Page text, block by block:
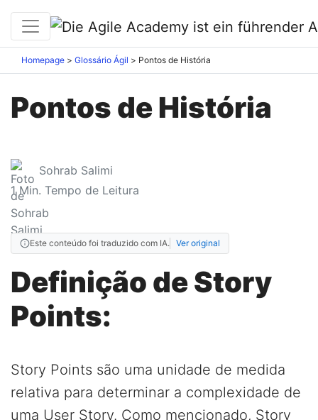
Homepage Glossário Ágil Pontos de História
Pontos de História
Sohrab Salimi
1 Min. Tempo de Leitura
Este conteúdo foi traduzido com IA. Ver original
Definição de Story
Points:
Story Points são uma unidade de medida
relativa para determinar a complexidade de
uma User Story. Como mencionado, Story